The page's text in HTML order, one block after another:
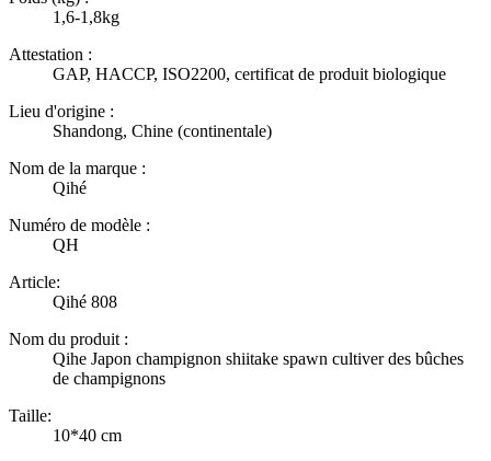
1,6-1,8kg
Attestation :
GAP, HACCP, ISO2200, certificat de produit biologique
Lieu d'origine :
Shandong, Chine (continentale)
Nom de la marque :
Qihé
Numéro de modèle :
QH
Article:
Qihé 808
Nom du produit :
Qihe Japon champignon shiitake spawn cultiver des bûches
de champignons
Taille:
10*40 cm